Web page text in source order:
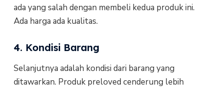
ada yang salah dengan membeli kedua produk ini.
Ada harga ada kualitas.
4. Kondisi Barang
Selanjutnya adalah kondisi dari barang yang
ditawarkan. Produk preloved cenderung lebih